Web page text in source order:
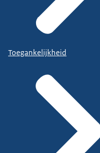
Toegankelijkheid